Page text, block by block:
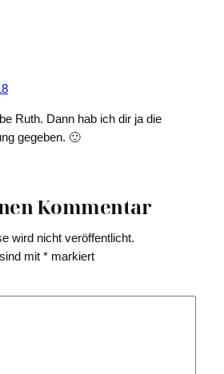
Ruth. Dann hab ich dir ja die
gegeben. 🙂
Kommentar
wird nicht veröffentlicht.
mit *markiert